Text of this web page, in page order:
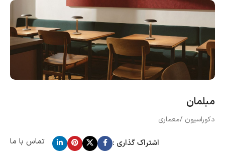
مبلمان
دکوراسیون /معماری
اشتراک گذاری : تماس با ما